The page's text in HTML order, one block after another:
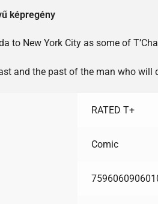
képregény
New York City as some of
and the past of the man who will
RATED T+
Comic